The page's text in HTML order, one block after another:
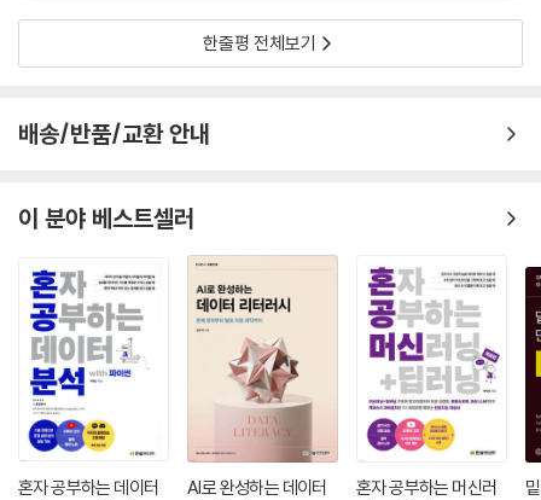
_12.6 멀티클러스터 관리 툴
_12.7 쿠버네티스 페더레이션
_12.8 멀티클러스터 관리 모범 사례
CHAPTER 13 외부 서비스와 쿠버네티스 통합
__13.1.1 셀렉터리스 서비스로 안정적인 IP 주소 사용
__13.1.3 액티브 컨트롤러 방식
_13.2 쿠버네티스에서 서비스 익스포트
__13.2.1 내부 로드 밸런서로 서비스 익스포트
__13.2.2 NodePort로 서비스 익스포트
__13.2.3 외부 서버와 쿠버네티스 통합
_13.3 쿠버네티스 간 서비스 공유
_13.4 서드파티 툴
_13.5 클러스터와 외부 서비스 연결 모범 사례
한줄평 전체보기
배송/반품/교환 안내
이 분야 베스트셀러
혼자 공부하는 데이터
AI로 완성하는 데이터
혼자 공부하는 머신러